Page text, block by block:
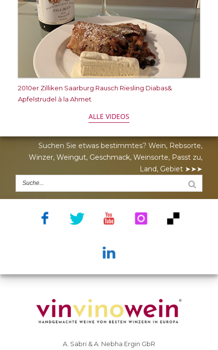
2010er Zilliken Saarburg Rausch Riesling Diabas&
Apfelstrudel à la Ahmet
ALLE VIDEOS
Suchen Sie etwas bestimmtes? Wein, Rebsorte,
Winzer, Weingut, Geschmack, Weinsorte, Passt zu,
Land, Gebiet ➤➤➤
A. Sabri & A. Nebha Ergin GbR